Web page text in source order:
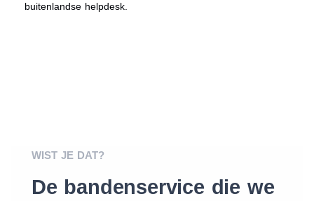
buitenlandse helpdesk.
WIST JE DAT?
De bandenservice die we